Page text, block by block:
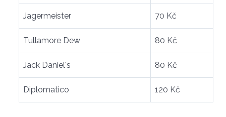
Jagermeister 70 Kč
Tullamore Dew 80 Kč
Jack Daniel's 80 Kč
Diplomatico 120 Kč